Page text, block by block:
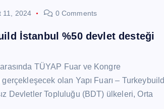
11, 2024 0 Comments
İstanbul %50 devlet desteği
TÜYAP Fuar ve Kongre
gerçekleşecek olan Yapı Fuarı – Turkeybuild
Devletler Topluluğu (BDT) ülkeleri, Orta